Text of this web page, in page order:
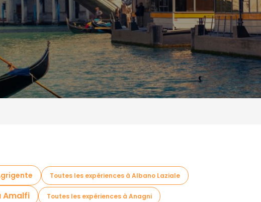
Toutes les expériences à Albano Laziale
Amalfi Toutes les expériences à Anagni